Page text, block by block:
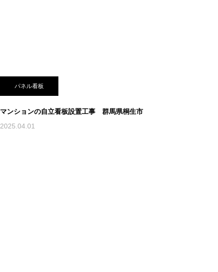
パネル看板
マンションの自立看板設置工事 群馬県桐生市
2025.04.01